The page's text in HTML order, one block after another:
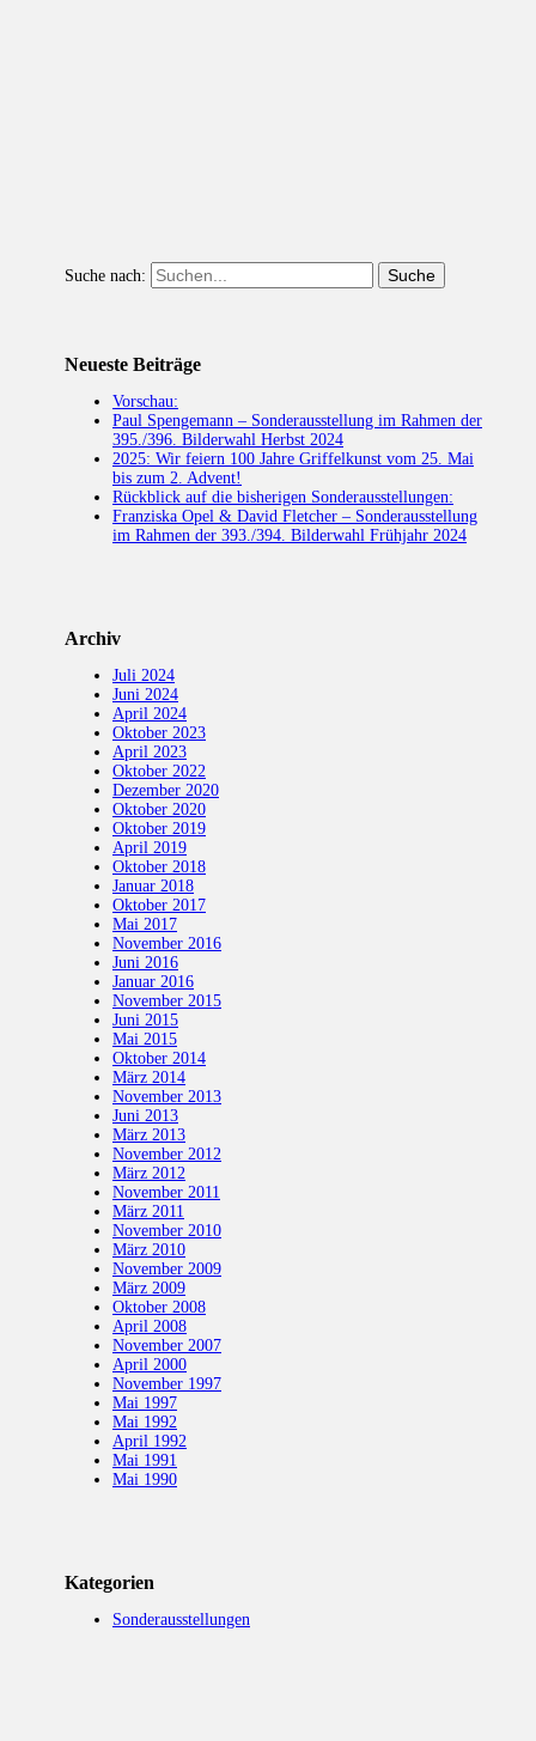
Suche nach:
Neueste Beiträge
Vorschau:
Paul Spengemann – Sonderausstellung im Rahmen der
395./396. Bilderwahl Herbst 2024
2025: Wir feiern 100 Jahre Griffelkunst vom 25. Mai
bis zum 2. Advent!
Rückblick auf die bisherigen Sonderausstellungen:
Franziska Opel & David Fletcher – Sonderausstellung
im Rahmen der 393./394. Bilderwahl Frühjahr 2024
Archiv
Juli 2024
Juni 2024
April 2024
Oktober 2023
April 2023
Oktober 2022
Dezember 2020
Oktober 2020
Oktober 2019
April 2019
Oktober 2018
Januar 2018
Oktober 2017
Mai 2017
November 2016
Juni 2016
Januar 2016
November 2015
Juni 2015
Mai 2015
Oktober 2014
März 2014
November 2013
Juni 2013
März 2013
November 2012
März 2012
November 2011
März 2011
November 2010
März 2010
November 2009
März 2009
Oktober 2008
April 2008
November 2007
April 2000
November 1997
Mai 1997
Mai 1992
April 1992
Mai 1991
Mai 1990
Kategorien
Sonderausstellungen